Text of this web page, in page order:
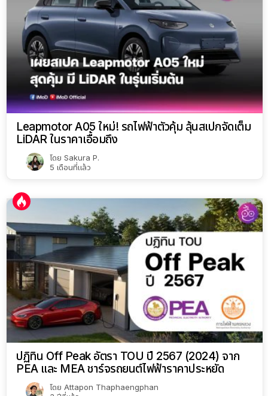
Leapmotor A05 ใหม่! รถไฟฟ้าตัวคุ้ม ลุ้นสเปกจัดเต็ม
LiDAR ในราคาเอื้อมถึง
โดย Sakura P.
5 เดือนที่แล้ว
ปฏิทิน Off Peak อัตรา TOU ปี 2567 (2024) จาก
PEA และ MEA ชาร์จรถยนต์ไฟฟ้าราคาประหยัด
โดย Attapon Thaphaengphan